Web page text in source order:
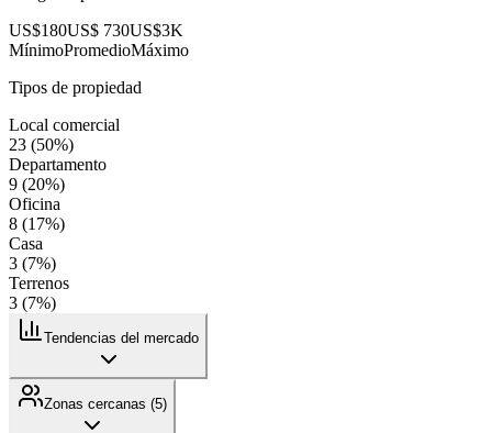
US$180US$ 730US$3K
MínimoPromedioMáximo
Tipos de propiedad
Local comercial
23 (50%)
Departamento
9 (20%)
Oficina
8 (17%)
Casa
3 (7%)
Terrenos
3 (7%)
Tendencias del mercado
Zonas cercanas (5)